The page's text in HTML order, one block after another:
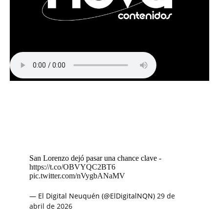
San Lorenzo dejó pasar una chance clave -
https://t.co/OBVYQC2BT6
pic.twitter.com/nVygbANaMV
— El Digital Neuquén (@ElDigitalNQN) 29 de
abril de 2026